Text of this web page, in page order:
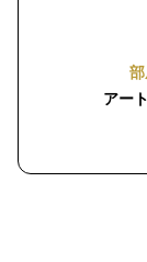
アー